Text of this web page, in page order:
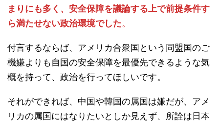
まりにも多く、安全保障を議論する上で前提条件す
ら満たせない政治環境でした。
付言するならば、アメリカ合衆国という同盟国のご
機嫌よりも自国の安全保障を最優先できるような気
概を持って、政治を行ってほしいです。
それができれば、中国や韓国の属国は嫌だが、アメ
リカの属国にはなりたいとしか見えず、所詮は日本